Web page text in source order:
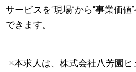
サービスを“現場”から“事業価
できます。
※本求人は、株式会社八芳園